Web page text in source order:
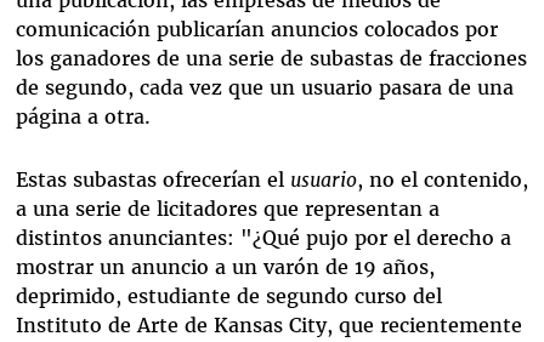
comunicación publicarían anuncios colocados por
los ganadores de una serie de subastas de fracciones
de segundo, cada vez que un usuario pasara de una
página a otra.
Estas subastas ofrecerían el usuario, no el contenido,
a una serie de licitadores que representan a
distintos anunciantes: "¿Qué pujo por el derecho a
mostrar un anuncio a un varón de 19 años,
deprimido, estudiante de segundo curso del
Instituto de Arte de Kansas City, que recientemente